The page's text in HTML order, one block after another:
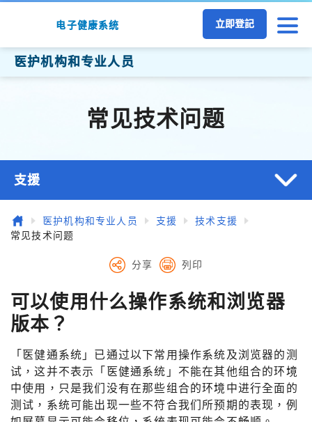
电子健康系统 立即登記
医护机构和专业人员
常见技术问题
支援
主页医护机构和专业人员 支援
技术支援
常见技术问题
分享 列印
可以使用什么操作系统和浏览器
版本？
「医健通系统」已通过以下常用操作系统及浏览器的测
试，这并不表示「医健通系统」不能在其他组合的环境
中使用，只是我们没有在那些组合的环境中进行全面的
测试，系统可能出现一些不符合我们所预期的表现，例